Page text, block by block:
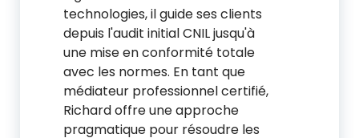
technologies, il guide ses clients
depuis l'audit initial CNIL jusqu'à
une mise en conformité totale
avec les normes. En tant que
médiateur professionnel certifié,
Richard offre une approche
pragmatique pour résoudre les